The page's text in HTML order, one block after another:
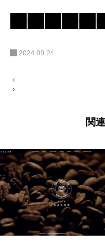
2024.09.24
投
稿
関